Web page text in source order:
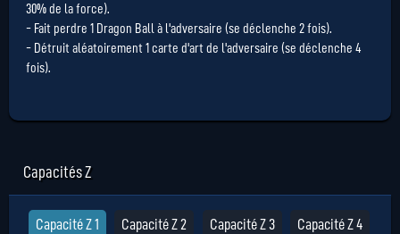
30% de la force).
- Fait perdre 1 Dragon Ball à l'adversaire (se déclenche 2 fois).
- Détruit aléatoirement 1 carte d'art de l'adversaire (se déclenche 4
fois).
Capacités Z
Capacité Z 1 Capacité Z 2 Capacité Z 3 Capacité Z 4